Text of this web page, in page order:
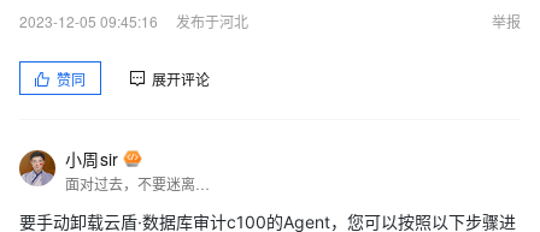
2023-12-05 09:45:16 发布于河北 举报
赞同 展开评论
小周sir
要手动卸载云盾·数据库审计c100的Agent，您可以按照以下步骤进